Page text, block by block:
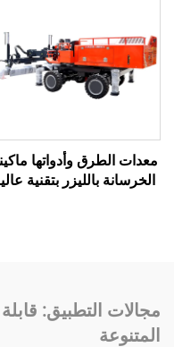
معدات الطرق وأدواتها
الخرسانة بالليزر بتقنية
مجالات التطبيق:
المتنوعة